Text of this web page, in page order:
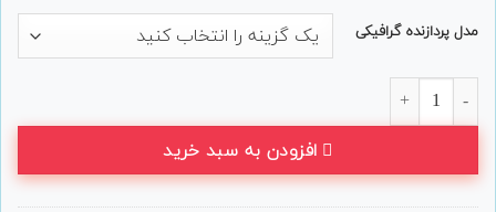
مدل پردازنده گرافیکی
لپ تاپ دونمایشگر Asus مدل ZenBook Duo 14 UX482E عدد
افزودن به سبد خرید